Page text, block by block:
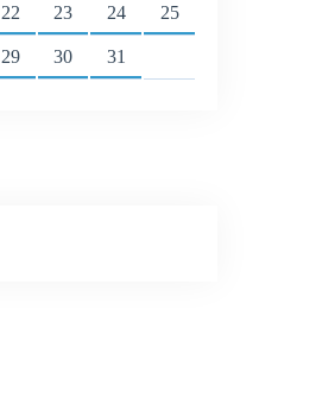
22 23 24 25
29 30 31